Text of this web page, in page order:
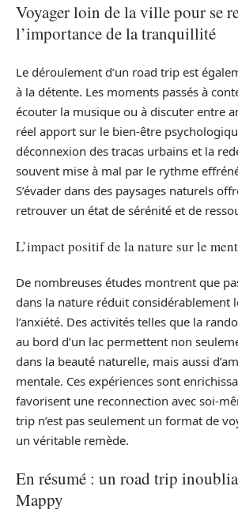
Voyager loin de la ville pour se
l’importance de la tranquillité
Le déroulement d’un road trip est
à la détente. Les moments passés à
écouter la musique ou à discuter entre
réel apport sur le bien-être
déconnexion des tracas urbains et la
souvent mise à mal par le rythme
S’évader dans des paysages naturels
retrouver un état de sérénité et de
L’impact positif de la nature sur le
De nombreuses études montrent que
dans la nature réduit considérablement
l’anxiété. Des activités telles que la
au bord d’un lac permettent non
dans la beauté naturelle, mais aussi
mentale. Ces expériences sont
favorisent une reconnection avec soi-
trip n’est pas seulement un format de
un véritable remède.
En résumé : un road trip
Mappy